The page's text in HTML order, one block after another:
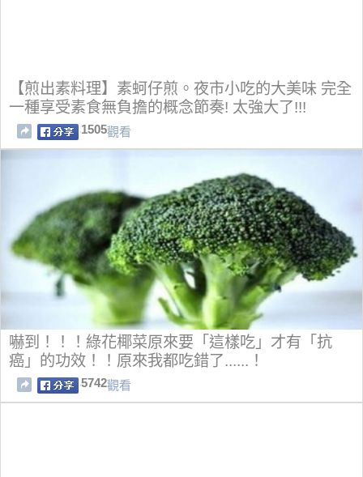
【煎出素料理】素蚵仔煎。夜市小吃的大美味 完全
一種享受素食無負擔的概念節奏! 太強大了!!!
1505觀看
嚇到！！！綠花椰菜原來要「這樣吃」才有「抗
癌」的功效！！原來我都吃錯了......！
5742觀看